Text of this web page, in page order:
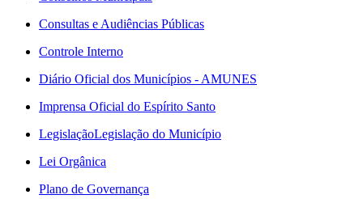
Consultas e Audiências Públicas
Controle Interno
Diário Oficial dos Municípios - AMUNES
Imprensa Oficial do Espírito Santo
LegislaçãoLegislação do Município
Lei Orgânica
Plano de Governança